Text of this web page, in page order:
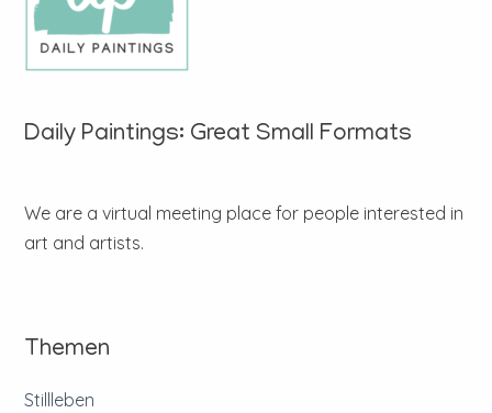
Daily Paintings: Great Small Formats
We are a virtual meeting place for people interested in
art and artists.
Themen
Stillleben